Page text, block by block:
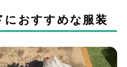
におすすめな服装